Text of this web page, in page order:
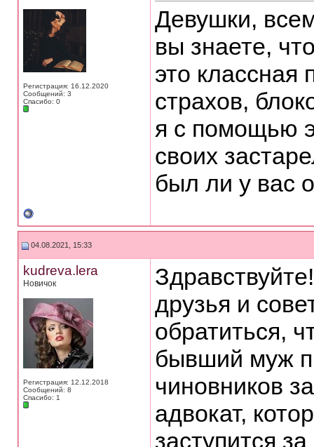
Регистрация: 16.12.2020
Сообщений: 3
Спасибо: 0
Девушки,
вы знаете,
это классная
страхов,
я с помощью
своих
был ли у вас
04.08.2021, 15:33
kudreva.lera
Новичок
Регистрация: 12.12.2018
Сообщений: 8
Спасибо: 1
друзья и
обратиться,
бывший муж
чиновников
адвокат,
заступится